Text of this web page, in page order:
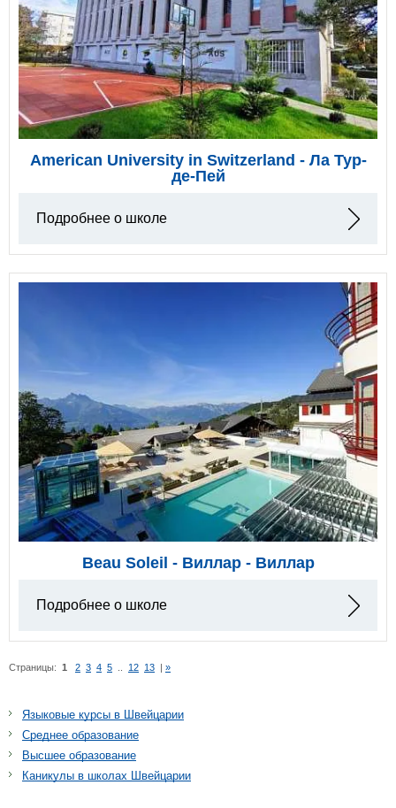
American University in Switzerland - Ла Тур-
де-Пей
Подробнее о школе
Beau Soleil - Виллар - Виллар
Подробнее о школе
Страницы: 1 2 3 4 5 12 13 | »
Языковые курсы в Швейцарии
Среднее образование
Высшее образование
Каникулы в школах Швейцарии